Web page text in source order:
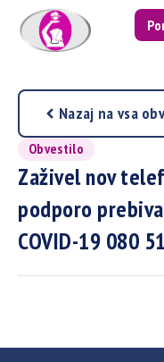
Nazaj na vsa
Obvestilo
Zaživel nov
podporo
COVID-19 080